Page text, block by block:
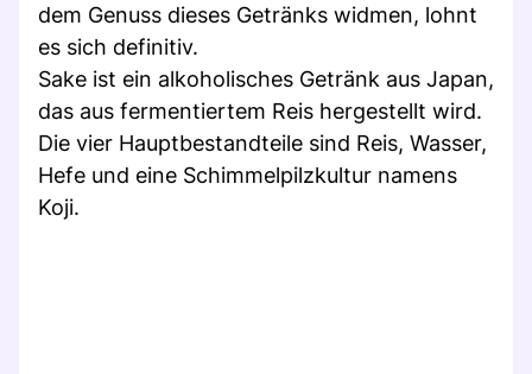
dem Genuss dieses Getränks widmen, lohnt
es sich definitiv.
Sake ist ein alkoholisches Getränk aus Japan,
das aus fermentiertem Reis hergestellt wird.
Die vier Hauptbestandteile sind Reis, Wasser,
Hefe und eine Schimmelpilzkultur namens
Koji.